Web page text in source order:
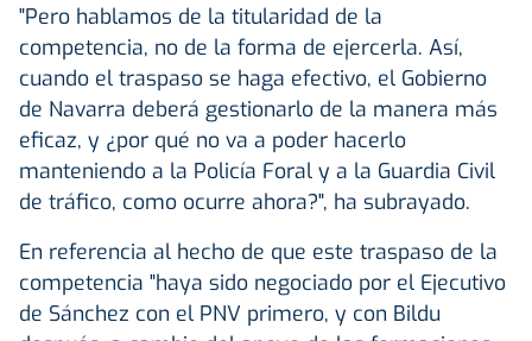
"Pero hablamos de la titularidad de la
competencia, no de la forma de ejercerla. Así,
cuando el traspaso se haga efectivo, el Gobierno
de Navarra deberá gestionarlo de la manera más
eficaz, y ¿por qué no va a poder hacerlo
manteniendo a la Policía Foral y a la Guardia Civil
de tráfico, como ocurre ahora?", ha subrayado.
En referencia al hecho de que este traspaso de la
competencia "haya sido negociado por el Ejecutivo
de Sánchez con el PNV primero, y con Bildu